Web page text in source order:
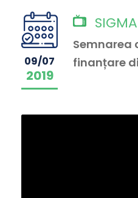
09/07
2019
Semnarea
finanțare